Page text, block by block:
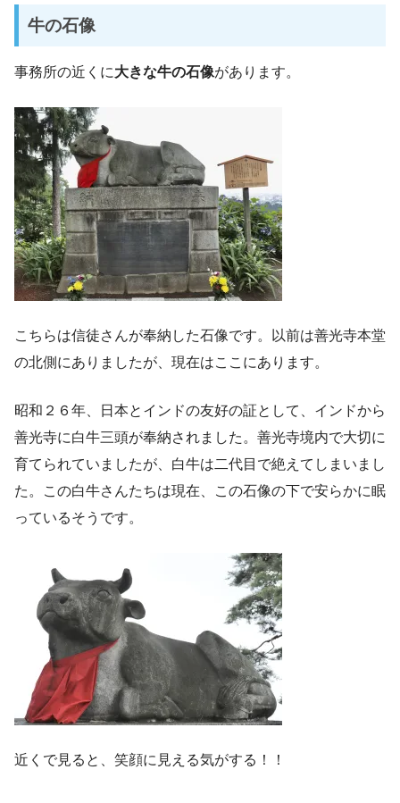
牛の石像
事務所の近くに大きな牛の石像があります。
こちらは信徒さんが奉納した石像です。以前は善光寺本堂
の北側にありましたが、現在はここにあります。
昭和２６年、日本とインドの友好の証として、インドから
善光寺に白牛三頭が奉納されました。善光寺境内で大切に
育てられていましたが、白牛は二代目で絶えてしまいまし
た。この白牛さんたちは現在、この石像の下で安らかに眠
っているそうです。
近くで見ると、笑顔に見える気がする！！